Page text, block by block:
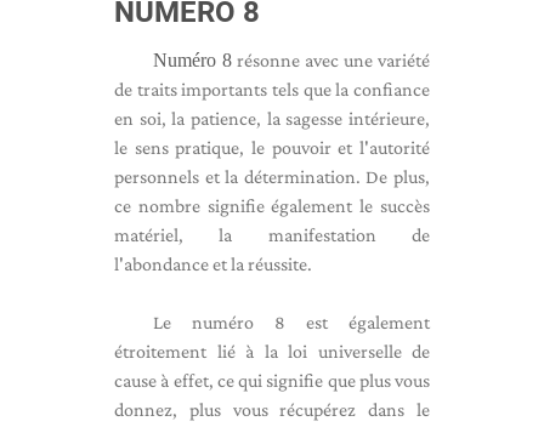
NUMÉRO 8
Numéro 8 résonne avec une variété
de traits importants tels que la confiance
en soi, la patience, la sagesse intérieure,
le sens pratique, le pouvoir et l'autorité
personnels et la détermination. De plus,
ce nombre signifie également le succès
matériel, la manifestation de
l'abondance et la réussite.
Le numéro 8 est également
étroitement lié à la loi universelle de
cause à effet, ce qui signifie que plus vous
donnez, plus vous récupérez dans le